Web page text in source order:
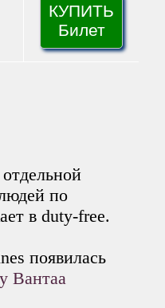
КУПИТЬ
Билет
по
в duty-free.
появилась
Вантаа